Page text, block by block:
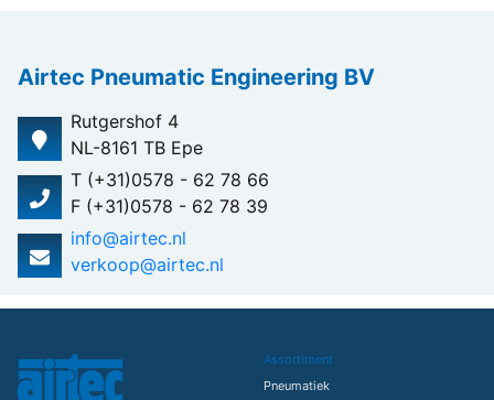
Airtec Pneumatic Engineering BV
Rutgershof 4
NL-8161 TB Epe
T (+31)0578 - 62 78 66
F (+31)0578 - 62 78 39
info@airtec.nl
verkoop@airtec.nl
Assortiment
Pneumatiek